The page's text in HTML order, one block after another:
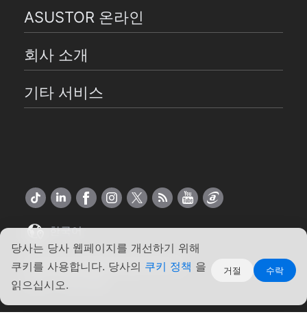
당사는 당사 웹페이지를 개선하기 위해
쿠키를 사용합니다. 당사의 쿠키 정책 을
읽으십시오.
거절 수락
ASUSTOR 온라인
회사 소개
기타 서비스
한국어
Copyright ©2026 ASUSTOR Inc.
약관 | 개인 정보